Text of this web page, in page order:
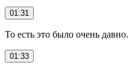
01:31
То есть это было очень давно.
01:33